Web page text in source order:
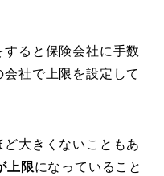
ると保険会社に手数
社で上限を設定して
大きくないこともあ
上限になっていること